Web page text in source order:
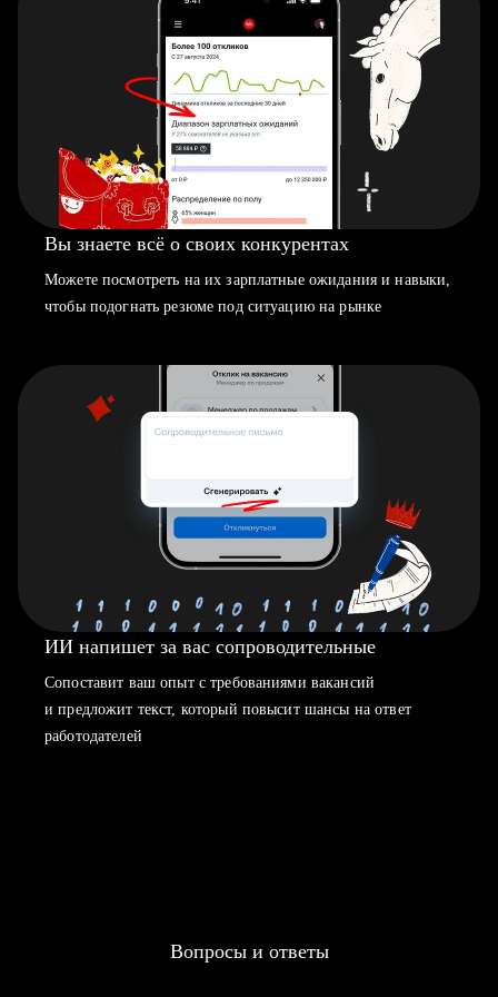
Вы знаете всё о своих конкурентах
Можете посмотреть на их зарплатные ожидания и навыки,
чтобы подогнать резюме под ситуацию на рынке
ИИ напишет за вас сопроводительные
Сопоставит ваш опыт с требованиями вакансий
и предложит текст, который повысит шансы на ответ
работодателей
Вопросы и ответы